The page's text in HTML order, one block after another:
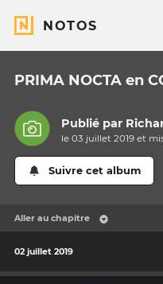
NOTOS
PRIMA NOCTA en
Publié par
le 03 juillet 2019 et
Suivre cet album
Aller au chapitre
02 juillet 2019